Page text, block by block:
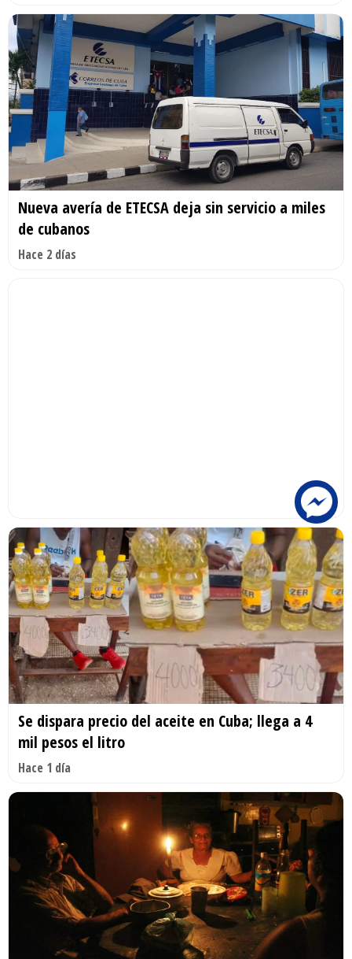
Nueva avería de ETECSA deja sin servicio a miles
de cubanos
Hace 2 días
Se dispara precio del aceite en Cuba; llega a 4
mil pesos el litro
Hace 1 día